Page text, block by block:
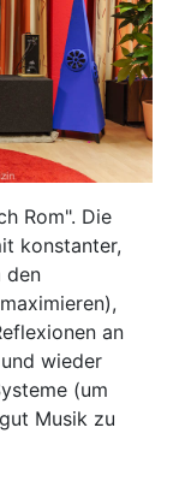
Rom". Die
konstanter,
den
an
wieder
(um
Musik zu